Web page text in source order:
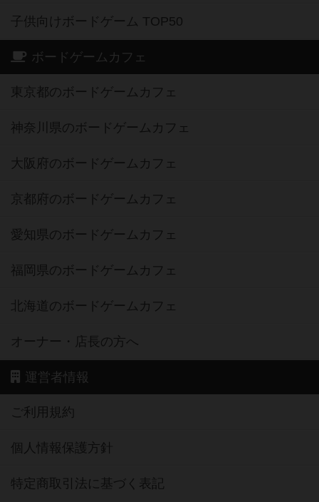
子供向けボードゲーム TOP50
ボードゲームカフェ
東京都のボードゲームカフェ
神奈川県のボードゲームカフェ
大阪府のボードゲームカフェ
京都府のボードゲームカフェ
愛知県のボードゲームカフェ
福岡県のボードゲームカフェ
北海道のボードゲームカフェ
オーナー・店長の方へ
運営者情報
ご利用規約
個人情報保護方針
特定商取引法に基づく表記